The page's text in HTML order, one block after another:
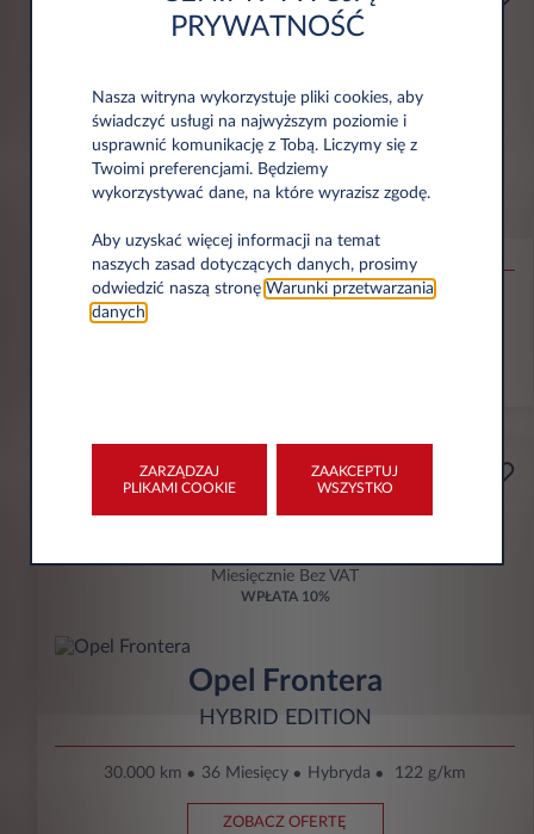
Od
Miesięcznie Bez VAT
WPŁATA10%
Citroën C4
MAX
30.000 km 36 Miesięcy Hybryda 106 g/km
Przedsiębiorca
Miesięcznie Bez VAT
WPŁATA 10%
Opel Frontera
HYBRID EDITION
30.000 km 36 Miesięcy Hybryda 122 g/km
ZOBACZ OFERTĘ
PRYWATNOŚĆ
Nasza witryna wykorzystuje pliki cookies, aby
świadczyć usługi na najwyższym poziomie i
usprawnić komunikację z Tobą. Liczymy się z
Twoimi preferencjami. Będziemy
wykorzystywać dane, na które wyrazisz zgodę.
Aby uzyskać więcej informacji na temat
naszych zasad dotyczących danych, prosimy
odwiedzić naszą stronę Warunki przetwarzania
danych.
ZARZĄDZAJ
PLIKAMI COOKIE
ZAAKCEPTUJ
WSZYSTKO